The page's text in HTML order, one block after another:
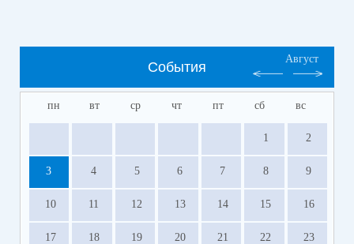
События
Август
пн вт ср чт пт сб вс
1 2
3 4 5 6 7 8 9
10 11 12 13 14 15 16
17 18 19 20 21 22 23